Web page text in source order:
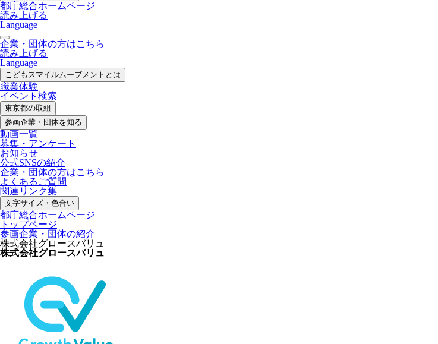
都庁総合ホームページ
読み上げる
Language
企業・団体の方はこちら
読み上げる
Language
こどもスマイルムーブメントとは
職業体験
イベント検索
東京都の取組
参画企業・ 団体を知る
動画一覧
募集・ アンケート
お知らせ
公式SNSの紹介
企業・団体の方はこちら
よくあるご質問
関連リンク集
文字サイズ・色合い
都庁総合ホームページ
トップページ
参画企業・団体の紹介
株式会社グロースバリュ
株式会社グロースバリュ